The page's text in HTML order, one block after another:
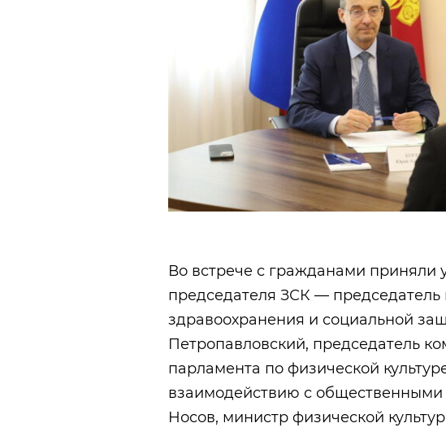
Во встрече с гражданами приняли
председателя ЗСК — председатель
здравоохранения и социальной
Петропавловский, председатель
парламента по физической
взаимодействию с
Носов, министр физической